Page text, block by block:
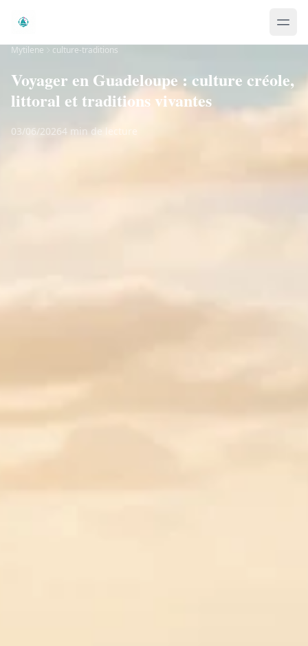
Mytilene culture-traditions
Voyager en Guadeloupe : culture créole,
littoral et traditions vivantes
03/06/20264 min de lecture